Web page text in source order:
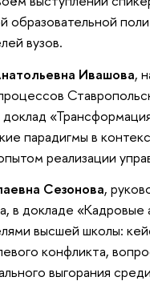
образовательной
вузов.
Ивашова,
парадигмы в
реализации
Сезонова,
в докладе
высшей школы:
конфликта,
выгорания